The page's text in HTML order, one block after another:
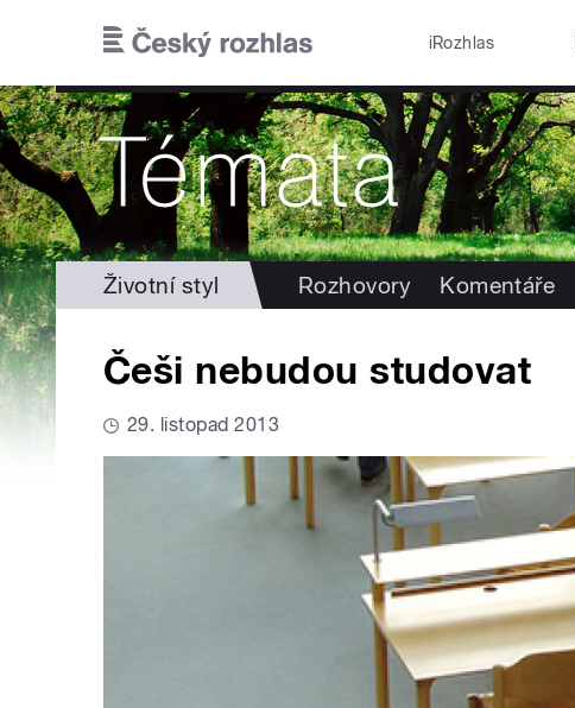
iRozhlas
Životní styl Rozhovory Komentáře
Češi nebudou studovat
29. listopad 2013